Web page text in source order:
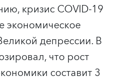
кризис COVID-19
экономическое
депрессии. В
что рост
составит 3